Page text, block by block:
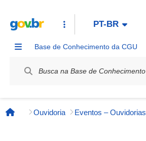
PT-BR
Base de Conhecimento da CGU
Página inicial
Ouvidoria Eventos – Ouvidorias